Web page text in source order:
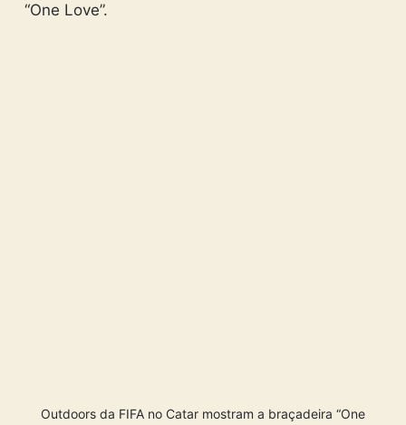
“One Love”.
Outdoors da FIFA no Catar mostram a braçadeira “One